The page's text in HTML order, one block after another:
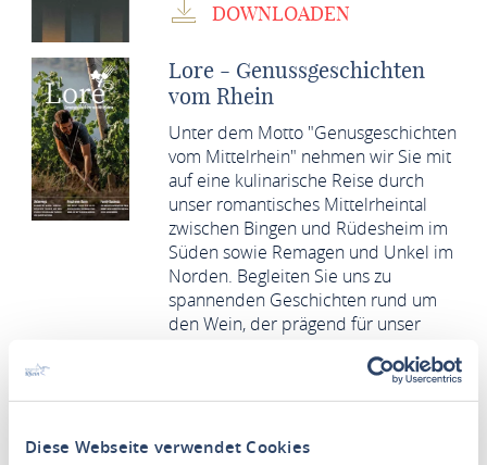
Diese Webseite verwendet Cookies
DOWNLOADEN
Lore - Genussgeschichten
vom Rhein
Unter dem Motto "Genusgeschichten
vom Mittelrhein" nehmen wir Sie mit
auf eine kulinarische Reise durch
unser romantisches Mittelrheintal
zwischen Bingen und Rüdesheim im
Süden sowie Remagen und Unkel im
Norden. Begleiten Sie uns zu
spannenden Geschichten rund um
den Wein, der prägend für unser
Kulturregion ist. Doch auch
Bierliebhaber und Freunde weiterer
unserer Region voll auf ihre Kosten.